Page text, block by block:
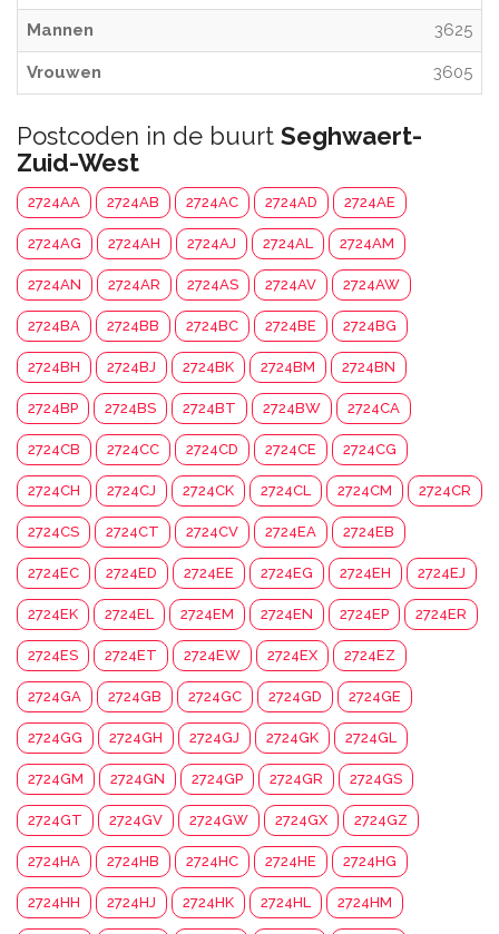
Mannen 3625
Vrouwen 3605
Postcoden in de buurt Seghwaert-
Zuid-West
2724AA 2724AB 2724AC 2724AD 2724AE
2724AG 2724AH 2724AJ 2724AL 2724AM
2724AN 2724AR 2724AS 2724AV 2724AW
2724BA 2724BB 2724BC 2724BE 2724BG
2724BH 2724BJ 2724BK 2724BM 2724BN
2724BP 2724BS 2724BT 2724BW 2724CA
2724CB 2724CC 2724CD 2724CE 2724CG
2724CH 2724CJ 2724CK 2724CL 2724CM 2724CR
2724CS 2724CT 2724CV 2724EA 2724EB
2724EC 2724ED 2724EE 2724EG 2724EH 2724EJ
2724EK 2724EL 2724EM 2724EN 2724EP 2724ER
2724ES 2724ET 2724EW 2724EX 2724EZ
2724GA 2724GB 2724GC 2724GD 2724GE
2724GG 2724GH 2724GJ 2724GK 2724GL
2724GM 2724GN 2724GP 2724GR 2724GS
2724GT 2724GV 2724GW 2724GX 2724GZ
2724HA 2724HB 2724HC 2724HE 2724HG
2724HH 2724HJ 2724HK 2724HL 2724HM